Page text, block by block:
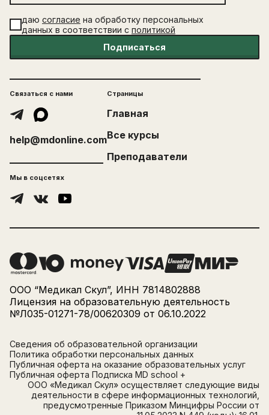
даю согласие на обработку персональных
данных в соответствии с политикой
Подписаться
Связаться с нами
help@mdonline.com
Страницы
Главная
Все курсы
Преподаватели
Мы в соцсетях
ООО “Медикал Скул”, ИНН 7814802888
Лицензия на образовательную деятельность
№Л035-01271-78/00620309 от 06.10.2022
Сведения об образовательной организации
Политика обработки персональных данных
Публичная оферта на оказание образовательных услуг
Публичная оферта Подписка MD school +
ООО «Медикал Скул» осуществляет следующие виды
деятельности в сфере информационных технологий,
предусмотренные Приказом Минцифры России от